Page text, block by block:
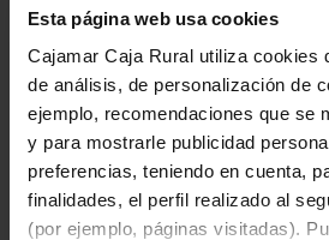
Esta página web usa cookies
Cajamar Caja Rural utiliza cookies
de análisis, de personalización de
ejemplo, recomendaciones que se
y para mostrarle publicidad
preferencias, teniendo en cuenta,
finalidades, el perfil realizado al
(por ejemplo, páginas visitadas).
Te ayudamos
Quejas y reclamaciones
Oficinas y cajeros
Desbloqueo banca online
950 18 33 13